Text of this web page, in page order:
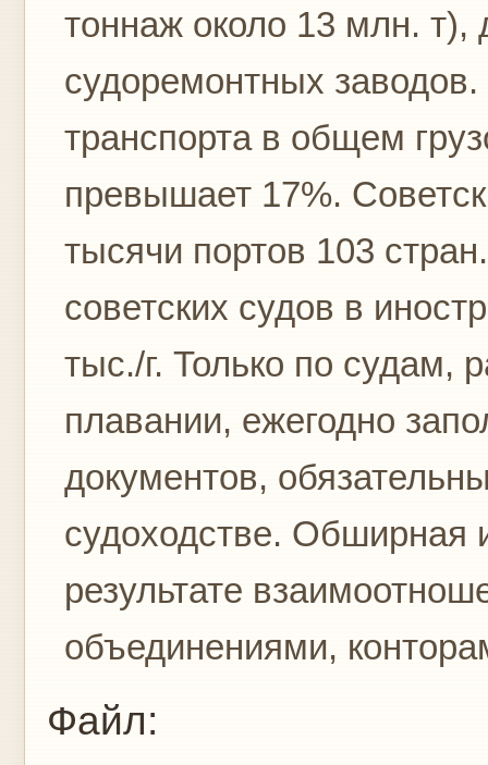
тоннаж около 13 млн. т),
судоремонтных заводов.
транспорта в общем
превышает 17%.
тысячи портов 103
советских судов в
тыс./г. Только по судам,
плавании, ежегодно
документов,
судоходстве. Обширная
результате
объединениями,
Файл: